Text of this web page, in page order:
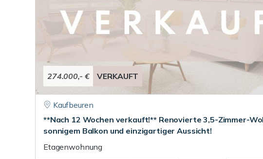
274.000,- € VERKAUFT
Kaufbeuren
**Nach 12 Wochen verkauft!** Renovierte 3,5-Zimmer-
sonnigem Balkon und einzigartiger Aussicht!
Etagenwohnung